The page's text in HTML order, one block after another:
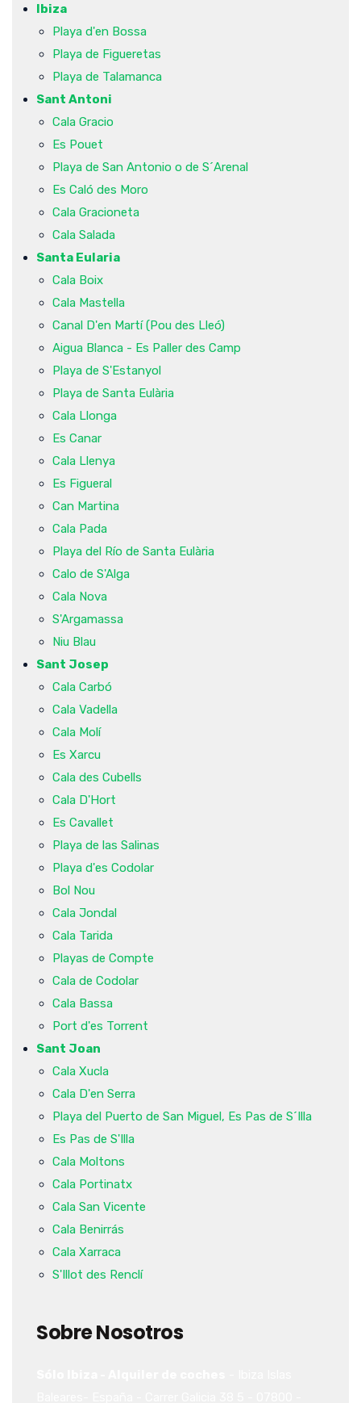
Ibiza
Playa d'en Bossa
Playa de Figueretas
Playa de Talamanca
Sant Antoni
Cala Gracio
Es Pouet
Playa de San Antonio o de S´Arenal
Es Caló des Moro
Cala Gracioneta
Cala Salada
Santa Eularia
Cala Boix
Cala Mastella
Canal D'en Martí (Pou des Lleó)
Aigua Blanca - Es Paller des Camp
Playa de S'Estanyol
Playa de Santa Eulària
Cala Llonga
Es Canar
Cala Llenya
Es Figueral
Can Martina
Cala Pada
Playa del Río de Santa Eulària
Calo de S'Alga
Cala Nova
S'Argamassa
Niu Blau
Sant Josep
Cala Carbó
Cala Vadella
Cala Molí
Es Xarcu
Cala des Cubells
Cala D'Hort
Es Cavallet
Playa de las Salinas
Playa d'es Codolar
Bol Nou
Cala Jondal
Cala Tarida
Playas de Compte
Cala de Codolar
Cala Bassa
Port d'es Torrent
Sant Joan
Cala Xucla
Cala D'en Serra
Playa del Puerto de San Miguel, Es Pas de S´Illa
Es Pas de S'Illa
Cala Moltons
Cala Portinatx
Cala San Vicente
Cala Benirrás
Cala Xarraca
S'Illot des Renclí
Sobre Nosotros